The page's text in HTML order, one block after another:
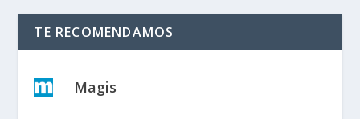
TE RECOMENDAMOS
Magis